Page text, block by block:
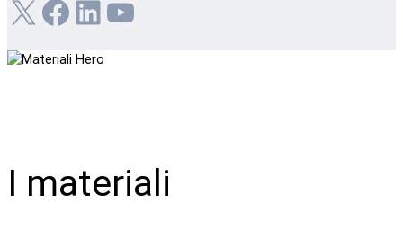
X Facebook LinkedIn YouTube
I materiali